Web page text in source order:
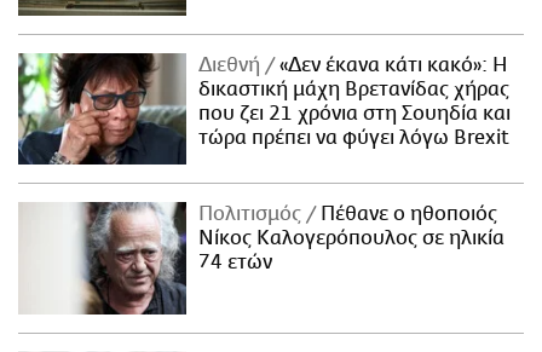
Διεθνή
«Δεν έκανα κάτι κακό»: Η
δικαστική μάχη Βρετανίδας χήρας
που ζει 21 χρόνια στη Σουηδία και
τώρα πρέπει να φύγει λόγω Brexit
Πολιτισμός
Πέθανε ο ηθοποιός
Νίκος Καλογερόπουλος σε ηλικία
74 ετών